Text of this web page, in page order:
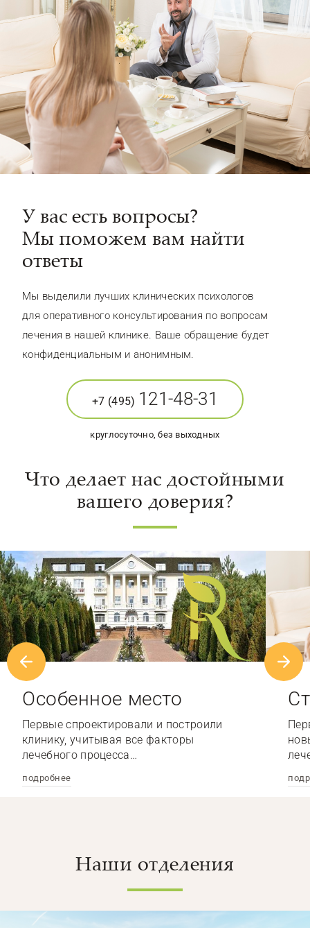
У вас есть вопросы?
Мы поможем вам найти
ответы
Мы выделили лучших клинических психологов
для оперативного консультирования по вопросам
лечения в нашей клинике. Ваше обращение будет
конфиденциальным и анонимным.
+7 (495) 121-48-31
круглосуточно, без выходных
Что делает нас достойными
вашего доверия?
Особенное место
Первые спроектировали и построили
клинику, учитывая все факторы
лечебного процесса…
подробнее
Наши отделения